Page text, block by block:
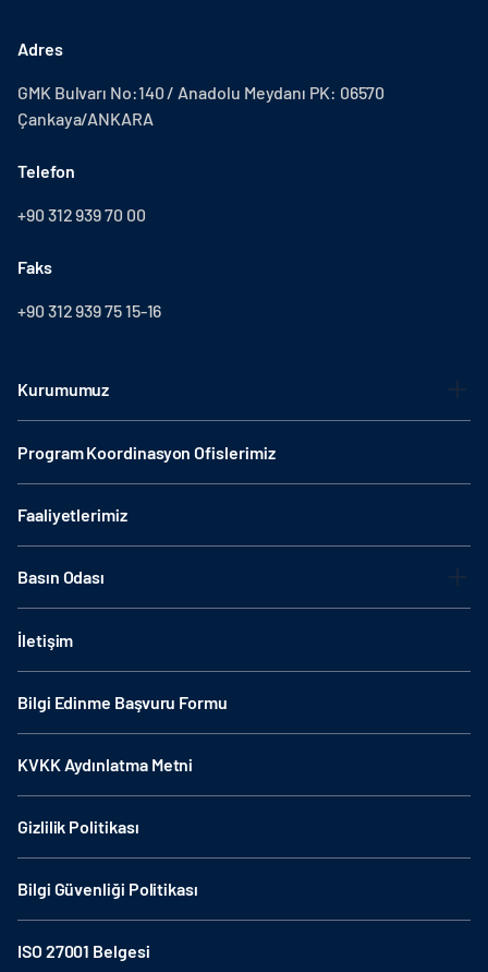
Adres
GMK Bulvarı No:140 / Anadolu Meydanı PK: 06570
Çankaya/ANKARA
Telefon
+90 312 939 70 00
Faks
+90 312 939 75 15-16
Kurumumuz
Program Koordinasyon Ofislerimiz
Faaliyetlerimiz
Basın Odası
İletişim
Bilgi Edinme Başvuru Formu
KVKK Aydınlatma Metni
Gizlilik Politikası
Bilgi Güvenliği Politikası
ISO 27001 Belgesi